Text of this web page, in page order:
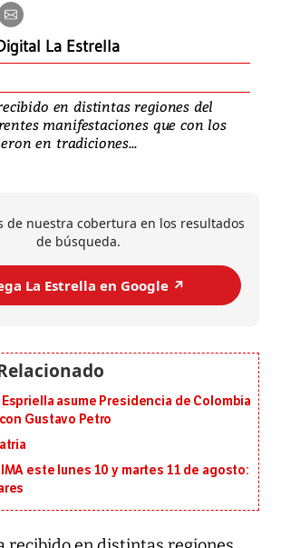
La Estrella
en distintas regiones del
manifestaciones que con los
en tradiciones...
de nuestra cobertura en los resultados
de búsqueda.
La Estrella en Google ↗️
asume Presidencia de Colombia
Gustavo Petro
este lunes 10 y martes 11 de agosto: